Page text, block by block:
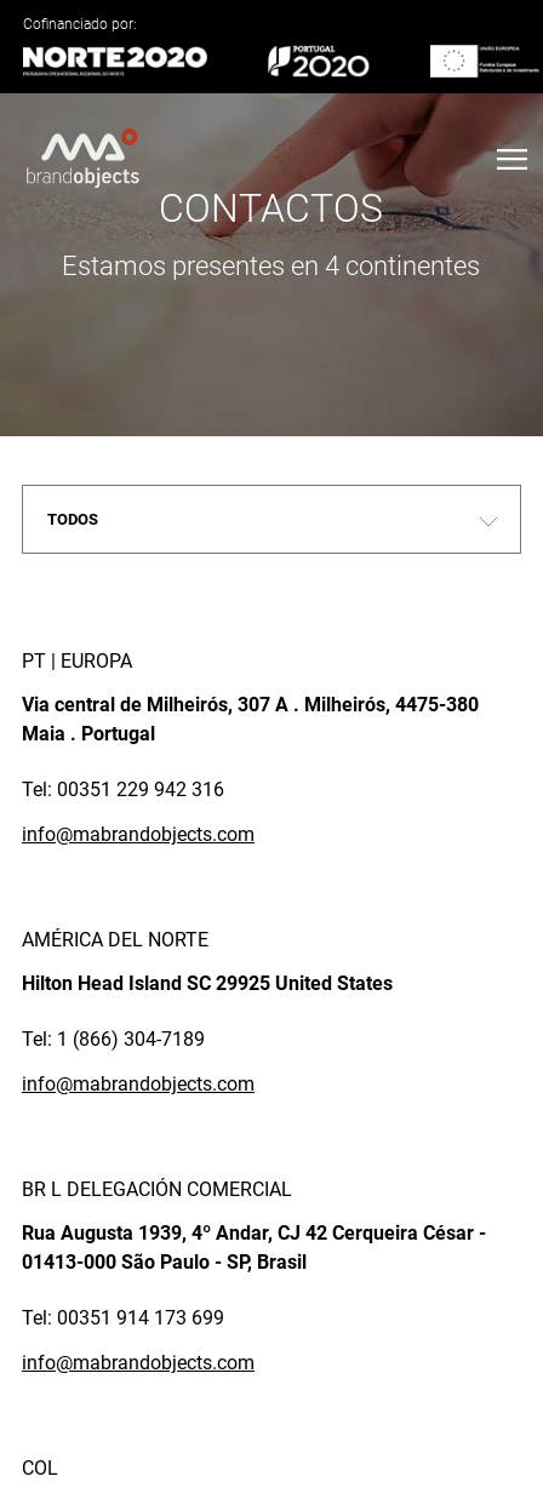
Cofinanciado por:
CONTACTOS
Estamos presentes en 4 continentes
PT | EUROPA
Via central de Milheirós, 307 A . Milheirós, 4475-380
Maia . Portugal
Tel: 00351 229 942 316
info@mabrandobjects.com
AMÉRICA DEL NORTE
Hilton Head Island SC 29925 United States
Tel: 1 (866) 304-7189
info@mabrandobjects.com
BR L DELEGACIÓN COMERCIAL
Rua Augusta 1939, 4º Andar, CJ 42 Cerqueira César -
01413-000 São Paulo - SP, Brasil
Tel: 00351 914 173 699
info@mabrandobjects.com
COL